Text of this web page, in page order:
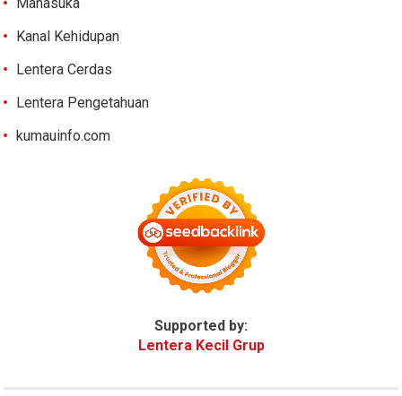
Kanal Kehidupan
Lentera Cerdas
Lentera Pengetahuan
kumauinfo.com
Supported by:
Lentera Kecil Grup